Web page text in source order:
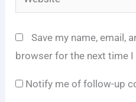
Save my name, email,
browser for the next time
Notify me of follow-up